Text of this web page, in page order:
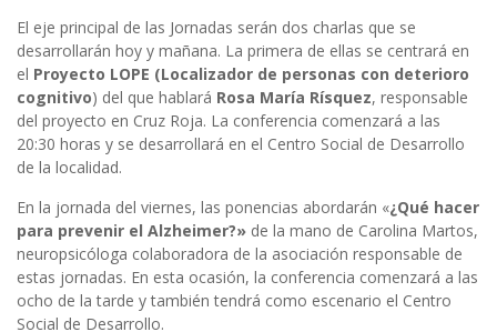
El eje principal de las Jornadas serán dos charlas que se
desarrollarán hoy y mañana. La primera de ellas se centrará en
el Proyecto LOPE (Localizador de personas con deterioro
cognitivo) del que hablará Rosa María Rísquez, responsable
del proyecto en Cruz Roja. La conferencia comenzará a las
20:30 horas y se desarrollará en el Centro Social de Desarrollo
de la localidad.
En la jornada del viernes, las ponencias abordarán «¿Qué hacer
para prevenir el Alzheimer?» de la mano de Carolina Martos,
neuropsicóloga colaboradora de la asociación responsable de
estas jornadas. En esta ocasión, la conferencia comenzará a las
ocho de la tarde y también tendrá como escenario el Centro
Social de Desarrollo.